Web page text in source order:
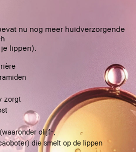
nu nog meer huidverzorgende
lippen).
zorgt
olijf-,
die smelt op de lippen